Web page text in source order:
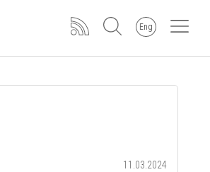
Eng
11.03.2024